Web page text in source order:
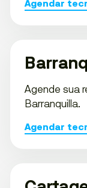
Agendar
Agende sua
Barranquilla.
Agendar